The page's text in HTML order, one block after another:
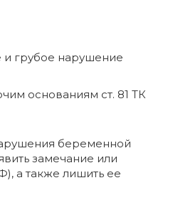
и грубое нарушение
основаниям ст. 81 ТК
беременной
замечание или
а также лишить ее